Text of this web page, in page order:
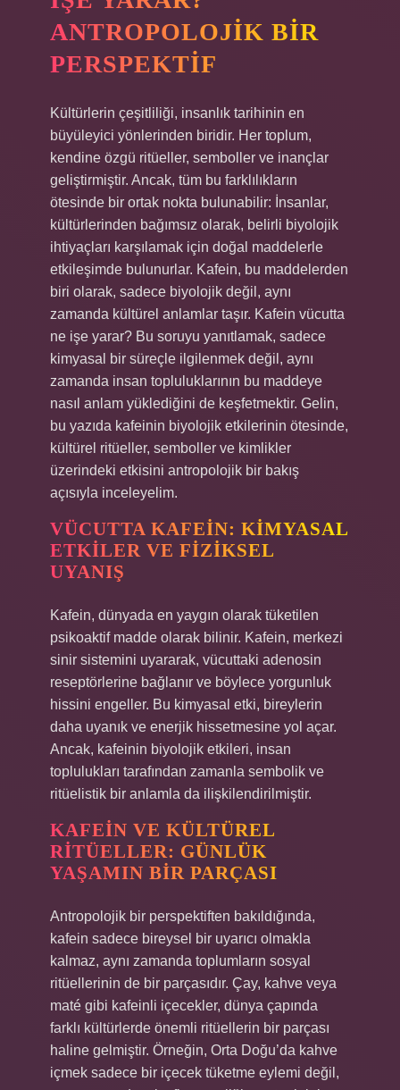
ANTROPOLOJIK BIR
PERSPEKTIF
Kültürlerin çeşitliliği, insanlık tarihinin en
büyüleyici yönlerinden biridir. Her toplum,
kendine özgü ritüeller, semboller ve inançlar
geliştirmiştir. Ancak, tüm bu farklılıkların
ötesinde bir ortak nokta bulunabilir: İnsanlar,
kültürlerinden bağımsız olarak, belirli biyolojik
ihtiyaçları karşılamak için doğal maddelerle
etkileşimde bulunurlar. Kafein, bu maddelerden
biri olarak, sadece biyolojik değil, aynı
zamanda kültürel anlamlar taşır. Kafein vücutta
ne işe yarar? Bu soruyu yanıtlamak, sadece
kimyasal bir süreçle ilgilenmek değil, aynı
zamanda insan topluluklarının bu maddeye
nasıl anlam yüklediğini de keşfetmektir. Gelin,
bu yazıda kafeinin biyolojik etkilerinin ötesinde,
kültürel ritüeller, semboller ve kimlikler
üzerindeki etkisini antropolojik bir bakış
açısıyla inceleyelim.
VÜCUTTA KAFEIN: KIMYASAL
ETKILER VE FIZIKSEL
UYANIŞ
Kafein, dünyada en yaygın olarak tüketilen
psikoaktif madde olarak bilinir. Kafein, merkezi
sinir sistemini uyararak, vücuttaki adenosin
reseptörlerine bağlanır ve böylece yorgunluk
hissini engeller. Bu kimyasal etki, bireylerin
daha uyanık ve enerjik hissetmesine yol açar.
Ancak, kafeinin biyolojik etkileri, insan
toplulukları tarafından zamanla sembolik ve
ritüelistik bir anlamla da ilişkilendirilmiştir.
KAFEIN VE KÜLTÜREL
RITÜELLER: GÜNLÜK
YAŞAMIN BIR PARÇASI
Antropolojik bir perspektiften bakıldığında,
kafein sadece bireysel bir uyarıcı olmakla
kalmaz, aynı zamanda toplumların sosyal
ritüellerinin de bir parçasıdır. Çay, kahve veya
maté gibi kafeinli içecekler, dünya çapında
farklı kültürlerde önemli ritüellerin bir parçası
haline gelmiştir. Örneğin, Orta Doğu’da kahve
içmek sadece bir içecek tüketme eylemi değil,